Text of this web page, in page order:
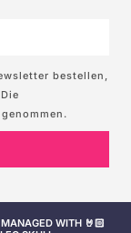
bestellen,
WITH 🤘🏻